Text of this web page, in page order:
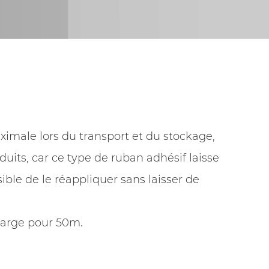
lors du transport et du stockage,
car ce type de ruban adhésif laisse
de le réappliquer sans laisser de
pour 50m.